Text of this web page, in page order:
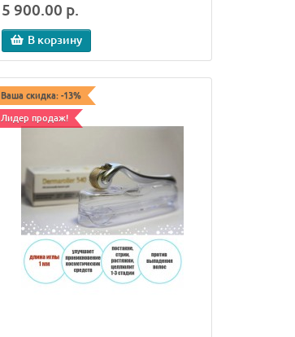
5 900.00 р.
В корзину
Ваша скидка: -13%
Лидер продаж!